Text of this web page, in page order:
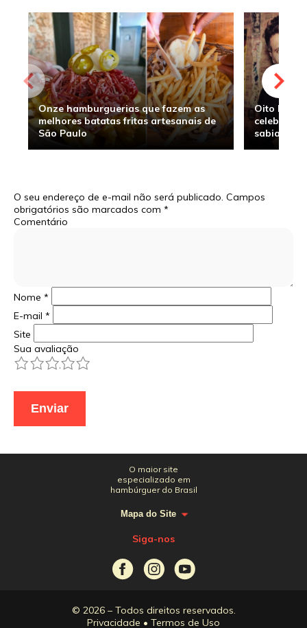
Onze hamburguerias que fazem as
melhores batatas fritas artesanais de
São Paulo
Oito
sabia
O seu endereço de e-mail não será publicado. Campos
obrigatórios são marcados com *
Comentário
Nome *
E-mail *
Site
Sua avaliação
5
4
3
2
O maior site
especializado em
hambúrguer do Brasil
Mapa do Site
Siga-nos
© 2026 – Todos direitos reservados.
Privacidade • Termos de Uso